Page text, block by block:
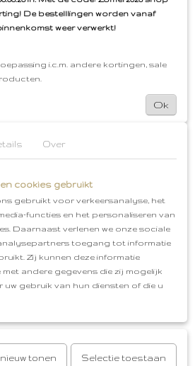
je nagels tijdens de feestdagen…
De bestelllingen worden vanaf
weer verwerkt!
i.c.m. andere kortingen, sale
Ok
Over
cookies gebruikt
gebruikt voor verkeersanalyse, het
functies en het personaliseren van
Daarnaast verlenen we onze sociale
toegang tot informatie
Zij kunnen deze informatie
andere gegevens die zij mogelijk
gebruik van hun diensten of die u
tonen Selectie toestaan